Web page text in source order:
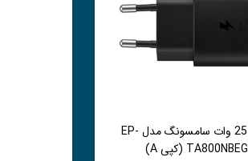
شارژر 25 وات سامسونگ مدل EP-
TA800NBEG (کپی A)